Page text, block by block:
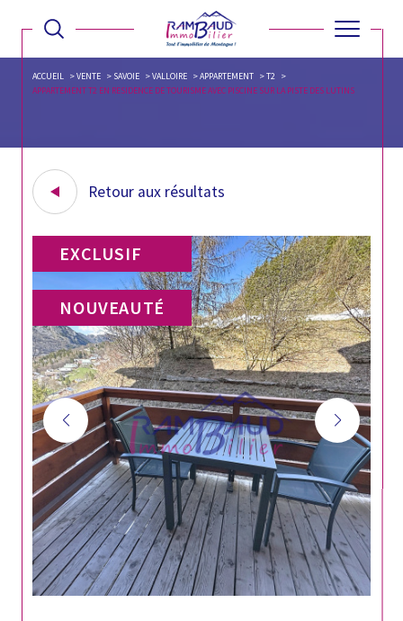
ACCUEIL VENTE SAVOIE VALLOIRE APPARTEMENT
T2
APPARTEMENT T2 EN RESIDENCE DE TOURISME AVEC PISCINE SUR LA PISTE DES LUTINS
Retour aux résultats
EXCLUSIF
NOUVEAUTÉ